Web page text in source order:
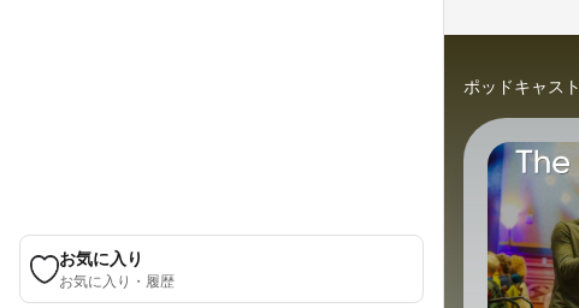
お気に入り
お気に入り・履歴
ポッドキャスト